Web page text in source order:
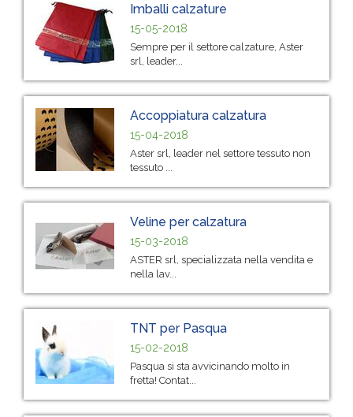
Imballi calzature
15-05-2018
Sempre per il settore calzature, Aster
srl, leader...
Accoppiatura calzatura
15-04-2018
Aster srl, leader nel settore tessuto non
tessuto ...
Veline per calzatura
15-03-2018
ASTER srl, specializzata nella vendita e
nella lav...
TNT per Pasqua
15-02-2018
Pasqua si sta avvicinando molto in
fretta! Contat...